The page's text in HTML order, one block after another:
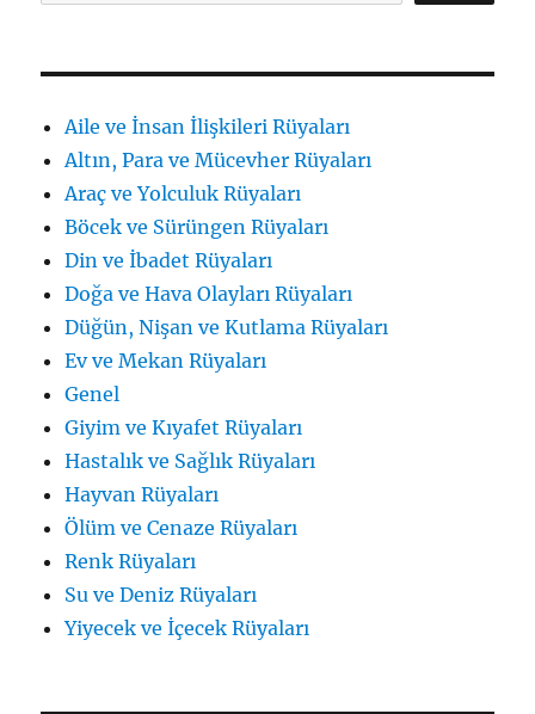
Aile ve İnsan İlişkileri Rüyaları
Altın, Para ve Mücevher Rüyaları
Araç ve Yolculuk Rüyaları
Böcek ve Sürüngen Rüyaları
Din ve İbadet Rüyaları
Doğa ve Hava Olayları Rüyaları
Düğün, Nişan ve Kutlama Rüyaları
Ev ve Mekan Rüyaları
Genel
Giyim ve Kıyafet Rüyaları
Hastalık ve Sağlık Rüyaları
Hayvan Rüyaları
Ölüm ve Cenaze Rüyaları
Renk Rüyaları
Su ve Deniz Rüyaları
Yiyecek ve İçecek Rüyaları